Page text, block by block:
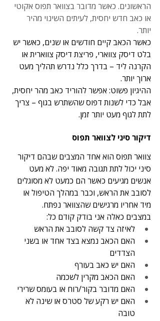
הראשונים. כאשר מדובר בצוואר תפוס אקוטי
או כאב חדש יחסית, לעיתים השינוי מהיר
יותר.
כאשר הכאב קיים חודשים או שנים, כאשר יש
בלט דיסק צווארי, פריצת דיסק צווארית או
הקרנה ליד – בדרך כלל נדרש תהליך מעט
ארוך יותר.
ההיגיון פשוט: אפשר להוריד כאב מהר יחסית,
אבל כדי לשנות דפוס שהשתרש בגוף – צריך
לתת לגוף מעט יותר זמן.
דיקור סיני לצוואר תפוס
צוואר תפוס הוא אחד המצבים שבהם דיקור
סיני יכול לתת תגובה מאוד יפה. לא מעט
אנשים מגיעים כאשר הם כמעט לא מסוגלים
לסובב את הראש, וכבר במהלך הטיפול או
מיד אחריו מרגישים שהצוואר נפתח.
במצבים כאלה אני בודק קודם כל:
לאיזה צד קשה לסובב את הראש
האם הכאב נמצא בצד אחד או בשני
הצדדים
האם יש כאב בעורף
האם הכאב מקרין לשכמה
האם מדובר בקור/רוח או בעומס שרירי
האם יש רקע של סטרס או שינה לא
טובה